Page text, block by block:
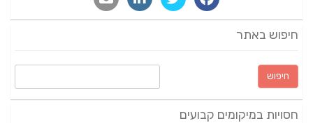
חיפוש באתר
חיפוש:
חסויות במיקומים קבועים